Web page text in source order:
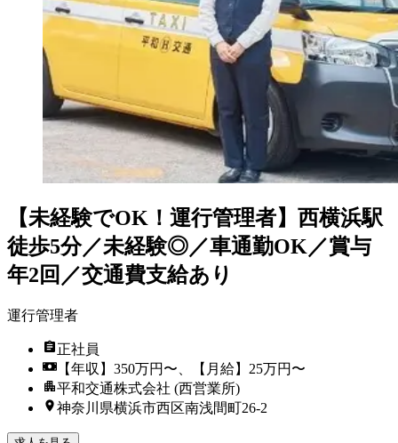
【未経験でOK！運行管理者】西横浜駅
徒歩5分／未経験◎／車通勤OK／賞与
年2回／交通費支給あり
運行管理者
正社員
【年収】350万円〜、【月給】25万円〜
平和交通株式会社 (西営業所)
神奈川県横浜市西区南浅間町26-2